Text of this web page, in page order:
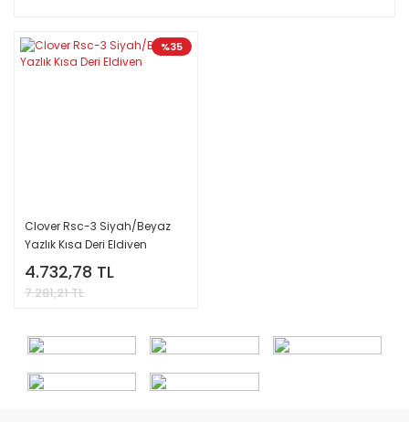
%35
Clover Rsc-3 Siyah/Beyaz
Yazlık Kısa Deri Eldiven
4.732,78 TL
7.281,21 TL